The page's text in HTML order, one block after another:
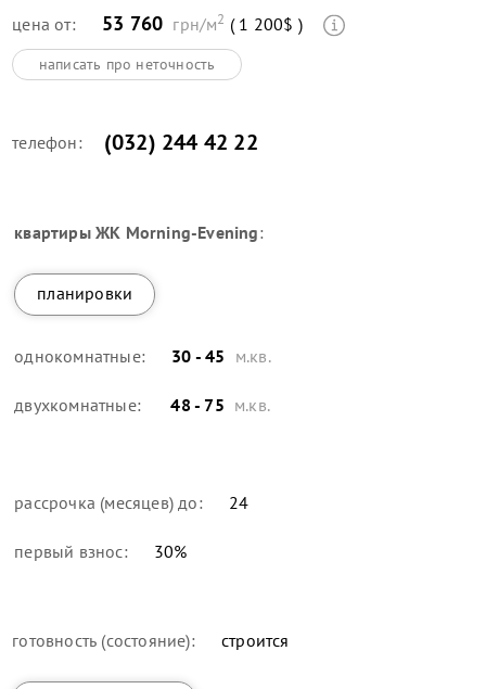
цена от: 53 760 грн/м2 ( 1 200$ )
написать про неточность
телефон: (032) 244 42 22
квартирыЖК Morning-Evening:
планировки
однокомнатные: 30 - 45 м.кв.
двухкомнатные: 48 - 75 м.кв.
рассрочка (месяцев) до: 24
первый взнос: 30%
готовность (состояние): строится